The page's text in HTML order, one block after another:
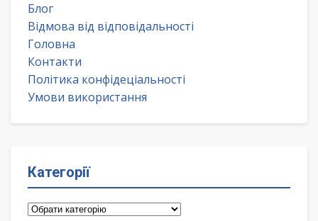
Блог
Відмова від відповідальності
Головна
Контакти
Політика конфідеціальності
Умови використання
Категорії
Категорії